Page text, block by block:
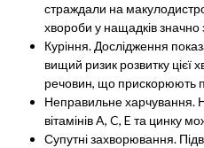
страждали на
хвороби у нащадків значно
Куріння. Дослідження
вищий ризик розвитку цієї
речовин, що прискорюють
Неправильне харчування.
вітамінів A, C, E та цинку
Супутні захворювання.